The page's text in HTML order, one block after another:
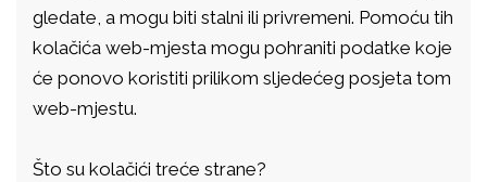
gledate, a mogu biti stalni ili privremeni. Pomoću tih
kolačića web-mjesta mogu pohraniti podatke koje
će ponovo koristiti prilikom sljedećeg posjeta tom
web-mjestu.
Što su kolačići treće strane?